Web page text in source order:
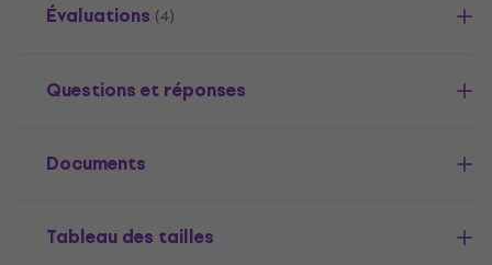
Évaluations (4)
Questions et réponses
Documents
Tableau des tailles